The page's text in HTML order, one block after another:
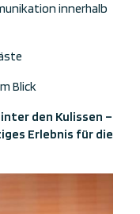
innerhalb
Blick
den Kulissen –
Erlebnis für die